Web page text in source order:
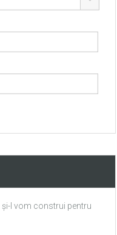
l vom construi pentru